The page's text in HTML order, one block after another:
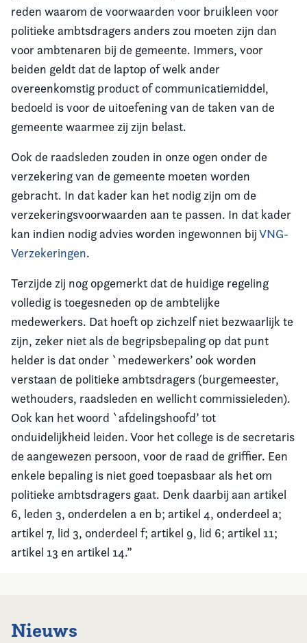
reden waarom de voorwaarden voor bruikleen voor
politieke ambtsdragers anders zou moeten zijn dan
voor ambtenaren bij de gemeente. Immers, voor
beiden geldt dat de laptop of welk ander
overeenkomstig product of communicatiemiddel,
bedoeld is voor de uitoefening van de taken van de
gemeente waarmee zij zijn belast.
Ook de raadsleden zouden in onze ogen onder de
verzekering van de gemeente moeten worden
gebracht. In dat kader kan het nodig zijn om de
verzekeringsvoorwaarden aan te passen. In dat kader
kan indien nodig advies worden ingewonnen bijVNG-
Verzekeringen.
Terzijde zij nog opgemerkt dat de huidige regeling
volledig is toegesneden op de ambtelijke
medewerkers. Dat hoeft op zichzelf niet bezwaarlijk te
zijn, zeker niet als de begripsbepaling op dat punt
helder is dat onder `medewerkers’ ook worden
verstaan de politieke ambtsdragers (burgemeester,
wethouders, raadsleden en wellicht commissieleden).
Ook kan het woord `afdelingshoofd’ tot
onduidelijkheid leiden. Voor het college is de secretaris
de aangewezen persoon, voor de raad de griffier. Een
enkele bepaling is niet goed toepasbaar als het om
politieke ambtsdragers gaat. Denk daarbij aan artikel
6, leden 3, onderdelen a en b; artikel 4, onderdeel a;
artikel 7, lid 3, onderdeel f; artikel 9, lid 6; artikel 11;
artikel 13 en artikel 14.”
Nieuws